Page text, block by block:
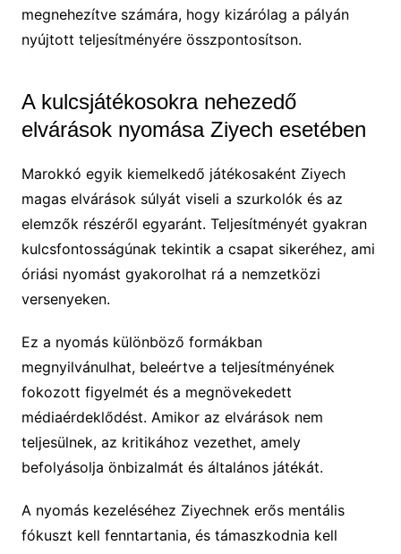
megnehezítve számára, hogy kizárólag a pályán
nyújtott teljesítményére összpontosítson.
A kulcsjátékosokra nehezedő
elvárások nyomása Ziyech esetében
Marokkó egyik kiemelkedő játékosaként Ziyech
magas elvárások súlyát viseli a szurkolók és az
elemzők részéről egyaránt. Teljesítményét gyakran
kulcsfontosságúnak tekintik a csapat sikeréhez, ami
óriási nyomást gyakorolhat rá a nemzetközi
versenyeken.
Ez a nyomás különböző formákban
megnyilvánulhat, beleértve a teljesítményének
fokozott figyelmét és a megnövekedett
médiaérdeklődést. Amikor az elvárások nem
teljesülnek, az kritikához vezethet, amely
befolyásolja önbizalmát és általános játékát.
A nyomás kezeléséhez Ziyechnek erős mentális
fókuszt kell fenntartania, és támaszkodnia kell